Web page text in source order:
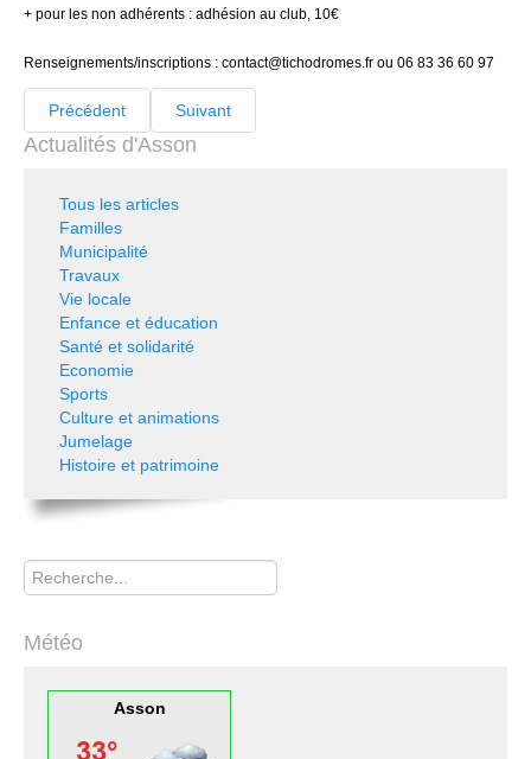
+ pour les non adhérents : adhésion au club, 10€
Renseignements/inscriptions : contact@tichodromes.fr ou 06 83 36 60 97
Précédent Suivant
Actualités d'Asson
Tous les articles
Familles
Municipalité
Travaux
Vie locale
Enfance et éducation
Santé et solidarité
Economie
Sports
Culture et animations
Jumelage
Histoire et patrimoine
Rechercher
Météo
Asson